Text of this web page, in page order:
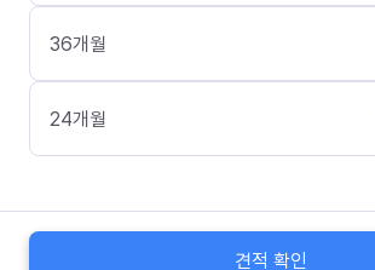
36개월
24개월
견적 확인